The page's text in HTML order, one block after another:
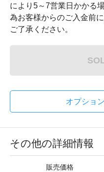
により5～7営業日かかる
為お客様からのご入金前
ご了承ください。
オプショ
その他の詳細情報
販売価格